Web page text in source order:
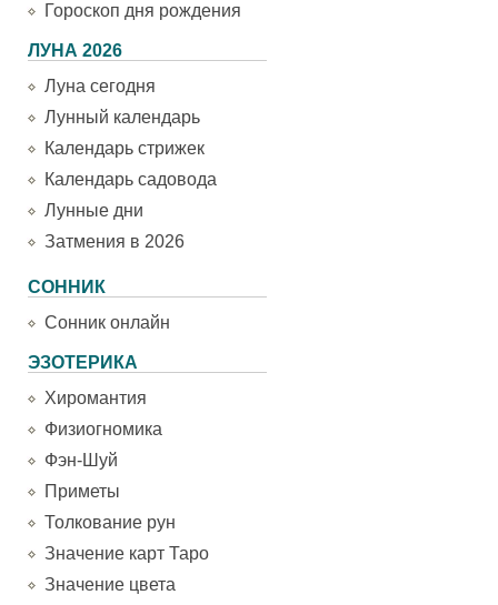
Гороскоп дня рождения
ЛУНА 2026
Луна сегодня
Лунный календарь
Календарь стрижек
Календарь садовода
Лунные дни
Затмения в 2026
СОННИК
Сонник онлайн
ЭЗОТЕРИКА
Хиромантия
Физиогномика
Фэн-Шуй
Приметы
Толкование рун
Значение карт Таро
Значение цвета